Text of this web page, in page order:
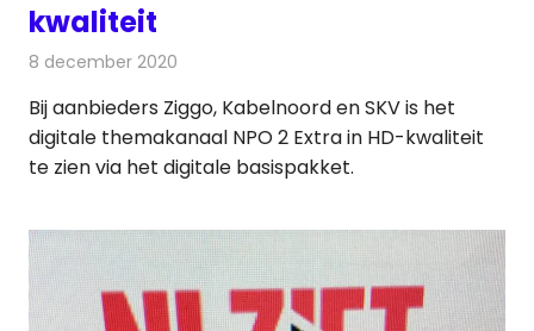
kwaliteit
8 december 2020
Bij aanbieders Ziggo, Kabelnoord en SKV is het
digitale themakanaal NPO 2 Extra in HD-kwaliteit
te zien via het digitale basispakket.